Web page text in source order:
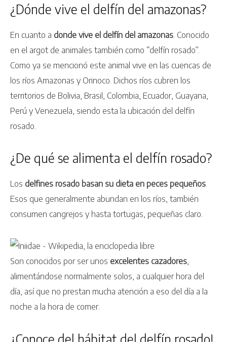
¿Dónde vive el delfín del amazonas?
En cuanto a donde vive el delfín del amazonas . Conocido
en el argot de animales también como “delfín rosado”.
Como ya se mencionó este animal vive en las cuencas de
los ríos Amazonas y Orinoco. Dichos ríos cubren los
territorios de Bolivia, Brasil, Colombia, Ecuador, Guayana,
Perú y Venezuela, siendo esta la ubicación del delfín
rosado.
¿De qué se alimenta el delfín rosado?
Los delfines rosado basan su dieta en peces pequeños.
Esos que generalmente abundan en los ríos, también
consumen cangrejos y hasta tortugas, pequeñas claro.
Son conocidos por ser unos excelentes cazadores
alimentándose normalmente solos, a cualquier hora del
día, así que no prestan mucha atención a eso del día a la
noche a la hora de comer.